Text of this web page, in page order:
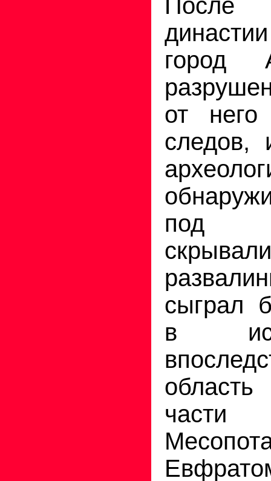
город
от него
следов,
под
сыграл
в